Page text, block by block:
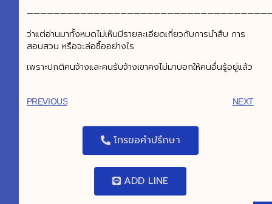
ว่าแต่อ่านมาทั้งหมดไม่เห็นมีรายละเอียดเกี่ยวกับการนำสืบ การ
สอบสวน หรือจะล่อซื้ออย่างไร
เพราะปกติคนจ้างและคนรับจ้างเขาคงไม่มาบอกให้คนอื่นรู้อยู่แล้ว
PREVIOUS NEXT
โทรขอคำปรึกษา
ADD LINE